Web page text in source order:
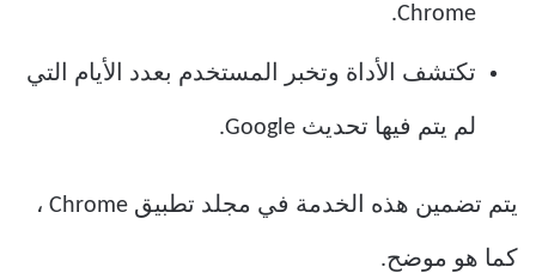
Chrome.
تكتشف الأداة وتخبر المستخدم بعدد الأيام التي
لم يتم فيها تحديث Google.
يتم تضمين هذه الخدمة في مجلد تطبيق Chrome ،
كما هو موضح.